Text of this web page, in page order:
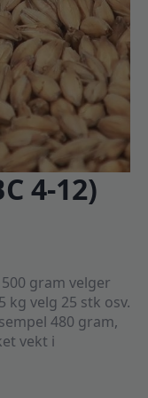
4-12)
gram velger
kg velg 25 stk osv.
480 gram,
vekt i